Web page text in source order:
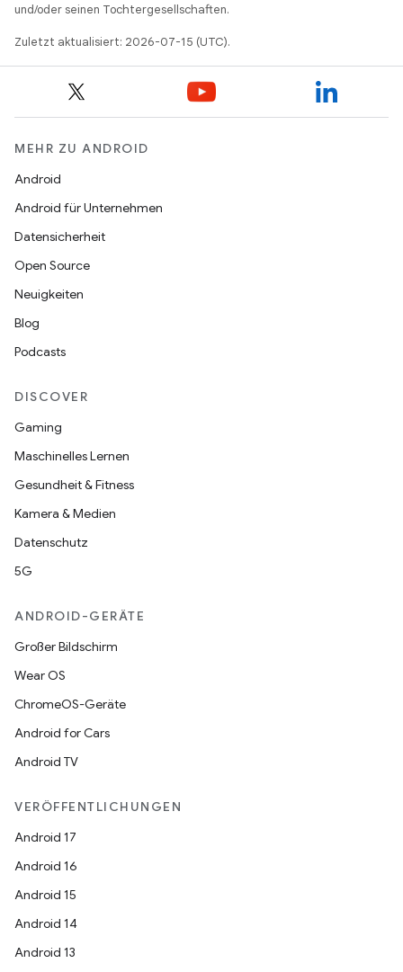
und/oder seinen Tochtergesellschaften.
Zuletzt aktualisiert: 2026-07-15 (UTC).
MEHR ZU ANDROID
Android
Android für Unternehmen
Datensicherheit
Open Source
Neuigkeiten
Blog
Podcasts
DISCOVER
Gaming
Maschinelles Lernen
Gesundheit & Fitness
Kamera & Medien
Datenschutz
5G
ANDROID-GERÄTE
Großer Bildschirm
Wear OS
ChromeOS-Geräte
Android for Cars
Android TV
VERÖFFENTLICHUNGEN
Android 17
Android 16
Android 15
Android 14
Android 13